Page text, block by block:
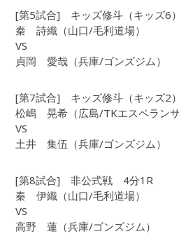
[第5試合] キッズ修斗（キッズ6
秦 詩織（山口/毛利道場）
VS
貞岡 愛哉（兵庫/ゴンズジム）
[第7試合] キッズ修斗（キッズ2
松嶋 晃希（広島/TKエスペランサ
VS
土井 集伍（兵庫/ゴンズジム）
[第8試合] 非公式戦 4分1R
秦 伊織（山口/毛利道場）
VS
高野 蓮（兵庫/ゴンズジム）